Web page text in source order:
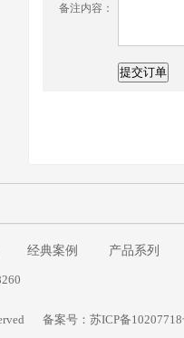
备注内容：
经典案例 产品系列
备案号：苏ICP备